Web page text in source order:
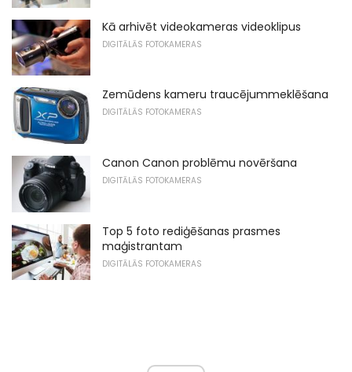
Kā arhivēt videokameras videoklipus
DIGITĀLĀS FOTOKAMERAS
Zemūdens kameru traucējummeklēšana
DIGITĀLĀS FOTOKAMERAS
Canon Canon problēmu novēršana
DIGITĀLĀS FOTOKAMERAS
Top 5 foto rediģēšanas prasmes
maģistrantam
DIGITĀLĀS FOTOKAMERAS